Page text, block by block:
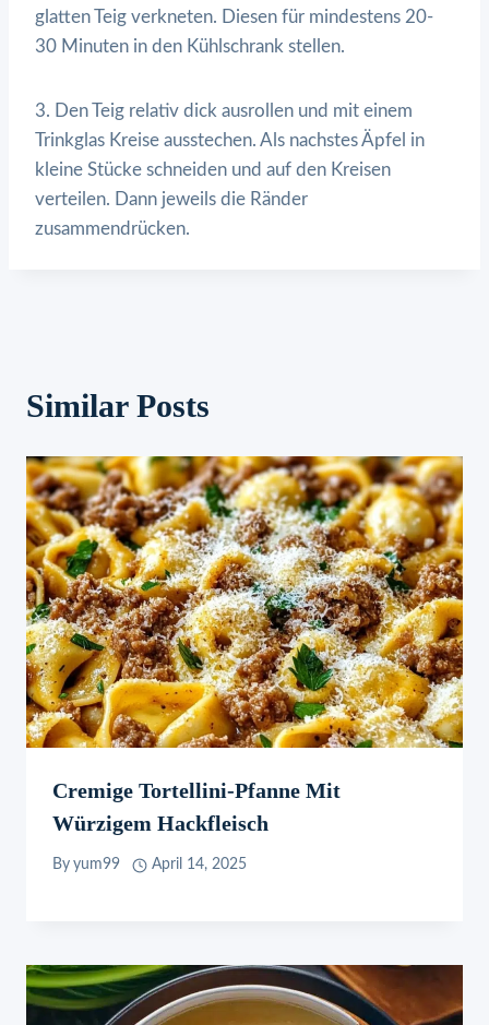
glatten Teig verkneten. Diesen für mindestens 20-
30 Minuten in den Kühlschrank stellen.
3. Den Teig relativ dick ausrollen und mit einem
Trinkglas Kreise ausstechen. Als nachstes Äpfel in
kleine Stücke schneiden und auf den Kreisen
verteilen. Dann jeweils die Ränder
zusammendrücken.
Similar Posts
Cremige Tortellini-Pfanne Mit
Würzigem Hackfleisch
By yum99 April 14, 2025